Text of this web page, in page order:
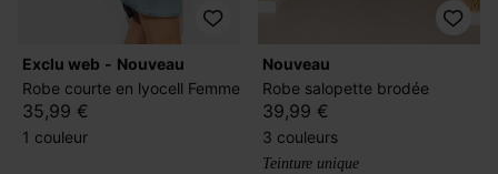
exclu web
nouveau
Robe courte en lyocell Femme
35,99 €
1 couleur
nouveau
Robe salopette brodée
39,99 €
3 couleurs
Teinture unique